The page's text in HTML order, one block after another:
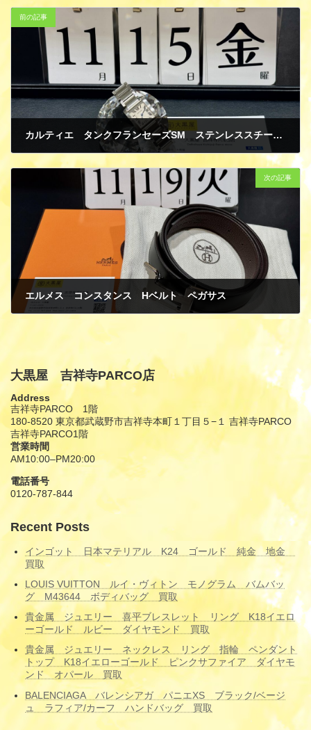
前の記事
カルティエ タンクフランセーズSM ステンレススチール ウォッチ 買取
11月 18, 2024
次の記事
エルメス コンスタンス Hベルト ペガサス
大黒屋 吉祥寺PARCO店
Address
吉祥寺PARCO 1階
180-8520 東京都武蔵野市吉祥寺本町１丁目５−１ 吉祥寺PARCO
吉祥寺PARCO1階
営業時間
AM10:00–PM20:00
電話番号
0120-787-844
Recent Posts
インゴット 日本マテリアル K24 ゴールド 純金 地金
買取
LOUIS VUITTON ルイ・ヴィトン モノグラム バムバッ
グ M43644 ボディバッグ 買取
貴金属 ジュエリー 喜平ブレスレット リング K18イエロ
ーゴールド ルビー ダイヤモンド 買取
貴金属 ジュエリー ネックレス リング 指輪 ペンダント
トップ K18イエローゴールド ピンクサファイア ダイヤモ
ンド オパール 買取
BALENCIAGA バレンシアガ パニエXS ブラック/ベージ
ュ ラフィア/カーフ ハンドバッグ 買取